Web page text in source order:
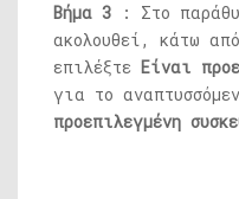
Βήμα 3 : Στο
ακολουθεί, κάτω
επιλέξτε Είναι
για το
προεπιλεγμένη